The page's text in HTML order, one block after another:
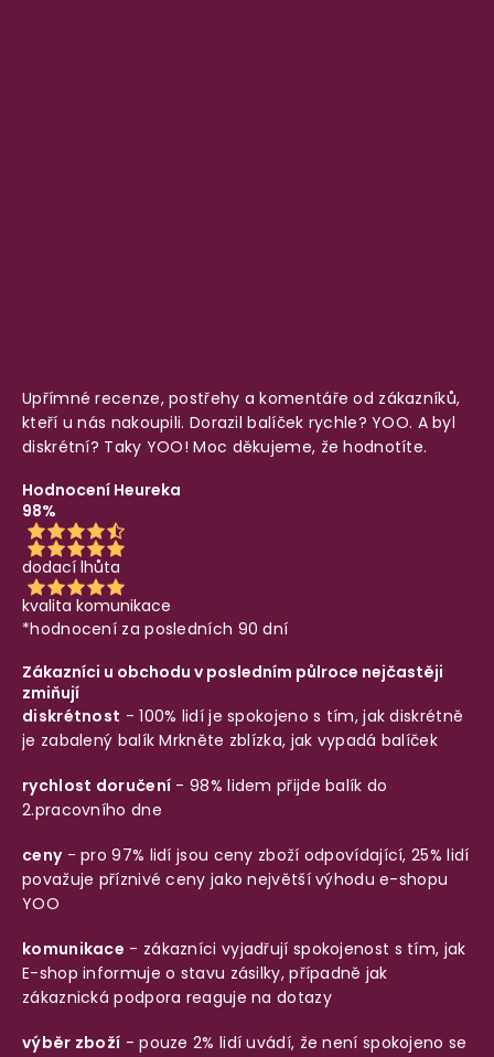
Upřímné recenze, postřehy a komentáře od zákazníků,
kteří u nás nakoupili. Dorazil balíček rychle? YOO. A byl
diskrétní? Taky YOO! Moc děkujeme, že hodnotíte.
Hodnocení Heureka
98%
dodací lhůta
kvalita komunikace
*hodnocení za posledních 90 dní
Zákazníci u obchodu v posledním půlroce nejčastěji
zmiňují
diskrétnost - 100% lidí je spokojeno s tím, jak diskrétně
je zabalený balíkMrkněte zblízka, jak vypadá balíček
rychlost doručení - 98% lidem přijde balík do
2.pracovního dne
ceny- pro 97% lidí jsou ceny zboží odpovídající, 25% lidí
považuje příznivé ceny jako největší výhodu e-shopu
YOO
komunikace - zákazníci vyjadřují spokojenost s tím, jak
E-shop informuje o stavu zásilky, případně jak
zákaznická podpora reaguje na dotazy
výběr zboží - pouze 2% lidí uvádí, že není spokojeno se